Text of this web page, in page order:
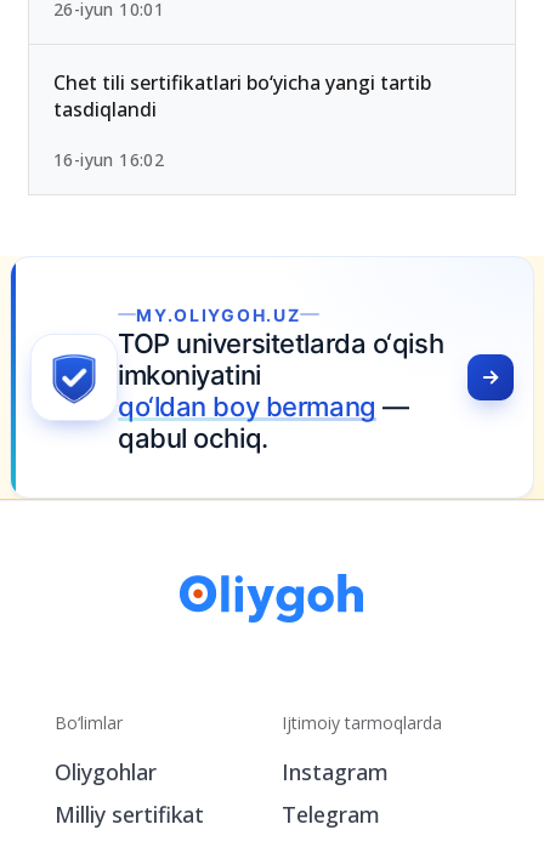
2026-yilda eng past ball bilan kirsa bo‘ladigan
OTMlar ro‘yxati
26-iyun 10:01
Chet tili sertifikatlari bo‘yicha yangi tartib
tasdiqlandi
universitetlarda o‘qish
boy bermang